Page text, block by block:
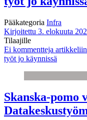
Pääkategoria Infra
Kirjoitettu 3. elokuuta
Tilaajille
Ei kommentteja
työt jo käynnissä
Skanska-pomo